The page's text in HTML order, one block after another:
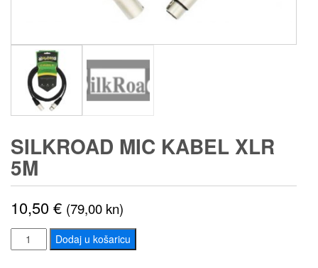
SILKROAD MIC KABEL XLR
5M
10,50€ (79,00 kn)
SILKROAD
MIC
Dodaj u košaricu